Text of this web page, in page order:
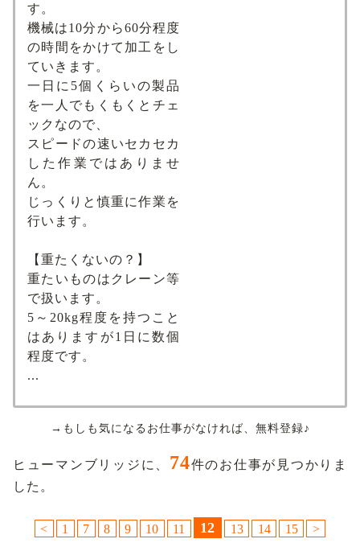
す。
機械は10分から60分程度
の時間をかけて加工をし
ていきます。
一日に5個くらいの製品
を一人でもくもくとチェ
ックなので、
スピードの速いセカセカ
した作業ではありませ
ん。
じっくりと慎重に作業を
行います。
【重たくないの？】
重たいものはクレーン等
で扱います。
5～20kg程度を持つこと
はありますが1日に数個
程度です。
...
→もしも気になるお仕事がなければ、無料登録♪
ヒューマンブリッジに、 74件のお仕事が見つかりま
した。
< 1 7 8 9 10 11 12 13 14 15 >